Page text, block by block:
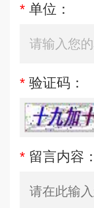
* 单位：
* 验证码：
* 留言内容：